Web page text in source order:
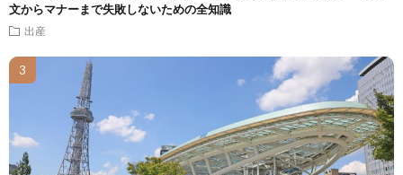
文からマナーまで失敗しないための全知識
出産